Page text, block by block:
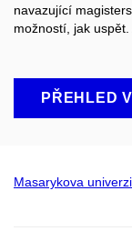
navazující
možností, jak
PŘEHLED
Masarykova